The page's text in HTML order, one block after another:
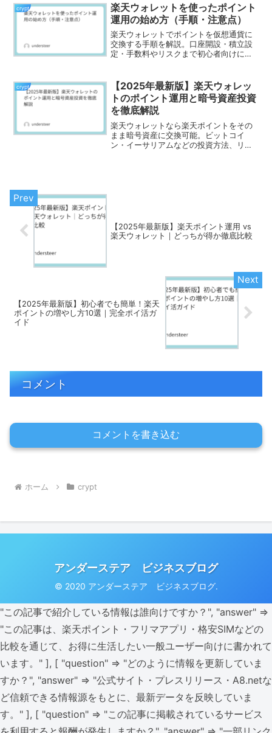
crypt
楽天ウォレットを使ったポイント
運用の始め方（手順・注意点）
楽天ウォレットでポイントを仮想通貨に
交換する手順を解説。口座開設・積立設
定・手数料やリスクまで初心者向けにわ
crypt
【2025年最新版】楽天ウォレッ
トのポイント運用と暗号資産投資
を徹底解説
楽天ウォレットなら楽天ポイントをその
まま暗号資産に交換可能。ビットコイ
ン・イーサリアムなどの投資方法、リス
【2025年最新版】楽天ポイント運用 vs
楽天ウォレット｜どっちが得か徹底比較
【2025年最新版】初心者でも簡単！楽天
ポイントの増やし方10選｜完全ポイ活ガ
イド
コメント
コメントを書き込む
ホーム crypt
アンダーステア ビジネスブログ
© 2020 アンダーステア ビジネスブログ.
"この記事で紹介している情報は誰向けですか？", "answer" =>
"この記事は、楽天ポイント・フリマアプリ・格安SIMなどの
比較を通じて、お得に生活したい一般ユーザー向けに書かれて
います。" ], [ "question" => "どのように情報を更新していま
すか？", "answer" => "公式サイト・プレスリリース・A8.netな
ど信頼できる情報源をもとに、最新データを反映していま
す。" ], [ "question" => "この記事に掲載されているサービス